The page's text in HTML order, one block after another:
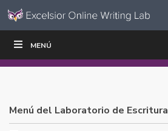
Ir al contenido
navegación
MENÚ
ESCRIBIR
Menú del Laboratorio de Escritura